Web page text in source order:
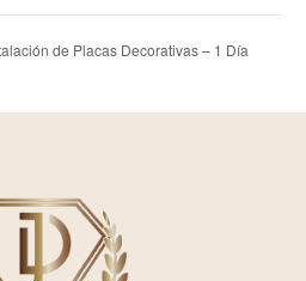
de Placas Decorativas – 1 Día